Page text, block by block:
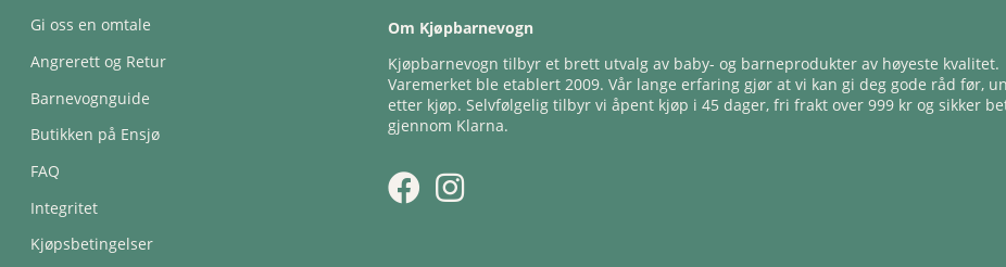
Gi oss en omtale
Angrerett og Retur
Barnevognguide
Butikken på Ensjø
FAQ
Integritet
Kjøpsbetingelser
Om Kjøpbarnevogn
Kjøpbarnevogn tilbyr et brett utvalg av baby- og barneprodukter av høyeste kvalitet.
Varemerket ble etablert 2009. Vår lange erfaring gjør at vi kan gi deg gode råd før,
etter kjøp. Selvfølgelig tilbyr vi åpent kjøp i 45 dager, fri frakt over 999 kr og sikker
gjennom Klarna.